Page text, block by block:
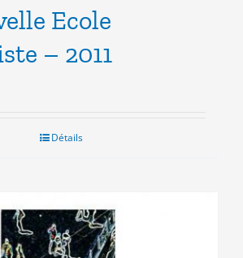
Ecole
– 2011
Détails